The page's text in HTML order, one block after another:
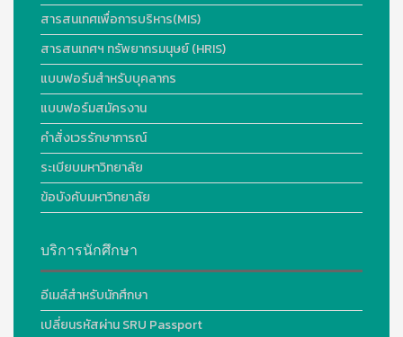
สารสนเทศเพื่อการบริหาร(MIS)
สารสนเทศฯ ทรัพยากรมนุษย์ (HRIS)
แบบฟอร์มสำหรับบุคลากร
แบบฟอร์มสมัครงาน
คำสั่งเวรรักษาการณ์
ระเบียบมหาวิทยาลัย
ข้อบังคับมหาวิทยาลัย
บริการนักศึกษา
อีเมล์สำหรับนักศึกษา
เปลี่ยนรหัสผ่าน SRU Passport